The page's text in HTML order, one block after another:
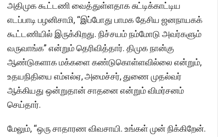
அதிமுக கூட்டணி வைத்துள்ளதாக சுட்டிக்காட்டிய
எடப்பாடி பழனிசாமி, “இப்போது பாமக தேசிய ஜனநாயகக்
கூட்டணியில் இருக்கிறது. நிச்சயம் நம்மோடு அவர்களும்
வருவாங்க” என்றும் தெரிவித்தார். திமுக நான்கு
ஆண்டுகளாக மக்களை கண்டுகொள்ளவில்லை என்றும்,
உதயநிதியை எம்எல்ஏ, அமைச்சர், துணை முதல்வர்
ஆக்கியது ஒன்றுதான் சாதனை என்றும் விமர்சனம்
செய்தார்.
மேலும், “ஒரு சாதாரண விவசாயி. உங்கள் முன் நிக்கிறேன்.